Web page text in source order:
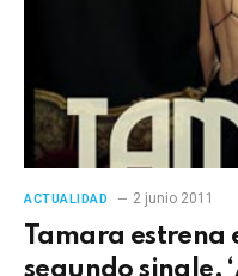
ACTUALIDAD 2 junio 2011
Tamara estrena
segundo single,